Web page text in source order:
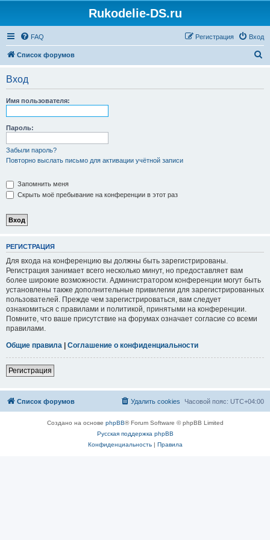
Rukodelie-DS.ru
FAQ Вход
Регистрация
Список форумов
Вход
Имя пользователя:
Пароль:
Забыли пароль?
Повторно выслать письмо для активации учётной записи
Запомнить меня
Скрыть моё пребывание на конференции в этот раз
РЕГИСТРАЦИЯ
Для входа на конференцию вы должны быть зарегистрированы.
Регистрация занимает всего несколько минут, но предоставляет вам
более широкие возможности. Администратором конференции могут быть
установлены также дополнительные привилегии для зарегистрированных
пользователей. Прежде чем зарегистрироваться, вам следует
ознакомиться с правилами и политикой, принятыми на конференции.
Помните, что ваше присутствие на форумах означает согласие со всеми
правилами.
Общие правила | Соглашение о конфиденциальности
Регистрация
Список форумов Часовой пояс: UTC+04:00
Удалить cookies
Создано на основе phpBB® Forum Software © phpBB Limited
Русская поддержка phpBB
Конфиденциальность| Правила